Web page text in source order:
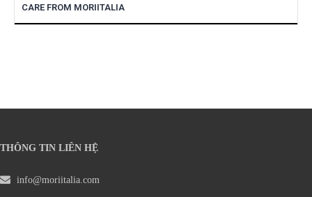
CARE FROM MORIITALIA
THÔNG TIN LIÊN HỆ
info@moriitalia.com